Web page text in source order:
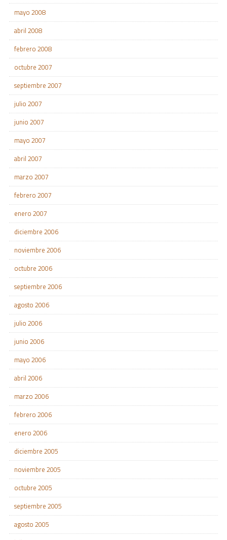
mayo 2008
abril 2008
febrero 2008
octubre 2007
septiembre 2007
julio 2007
junio 2007
mayo 2007
abril 2007
marzo 2007
febrero 2007
enero 2007
diciembre 2006
noviembre 2006
octubre 2006
septiembre 2006
agosto 2006
julio 2006
junio 2006
mayo 2006
abril 2006
marzo 2006
febrero 2006
enero 2006
diciembre 2005
noviembre 2005
octubre 2005
septiembre 2005
agosto 2005